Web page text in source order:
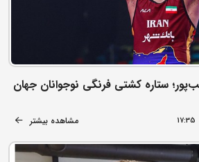
ستاره کشتی فرنگی نوجوانان جهان
17:35 مشاهده بیشتر